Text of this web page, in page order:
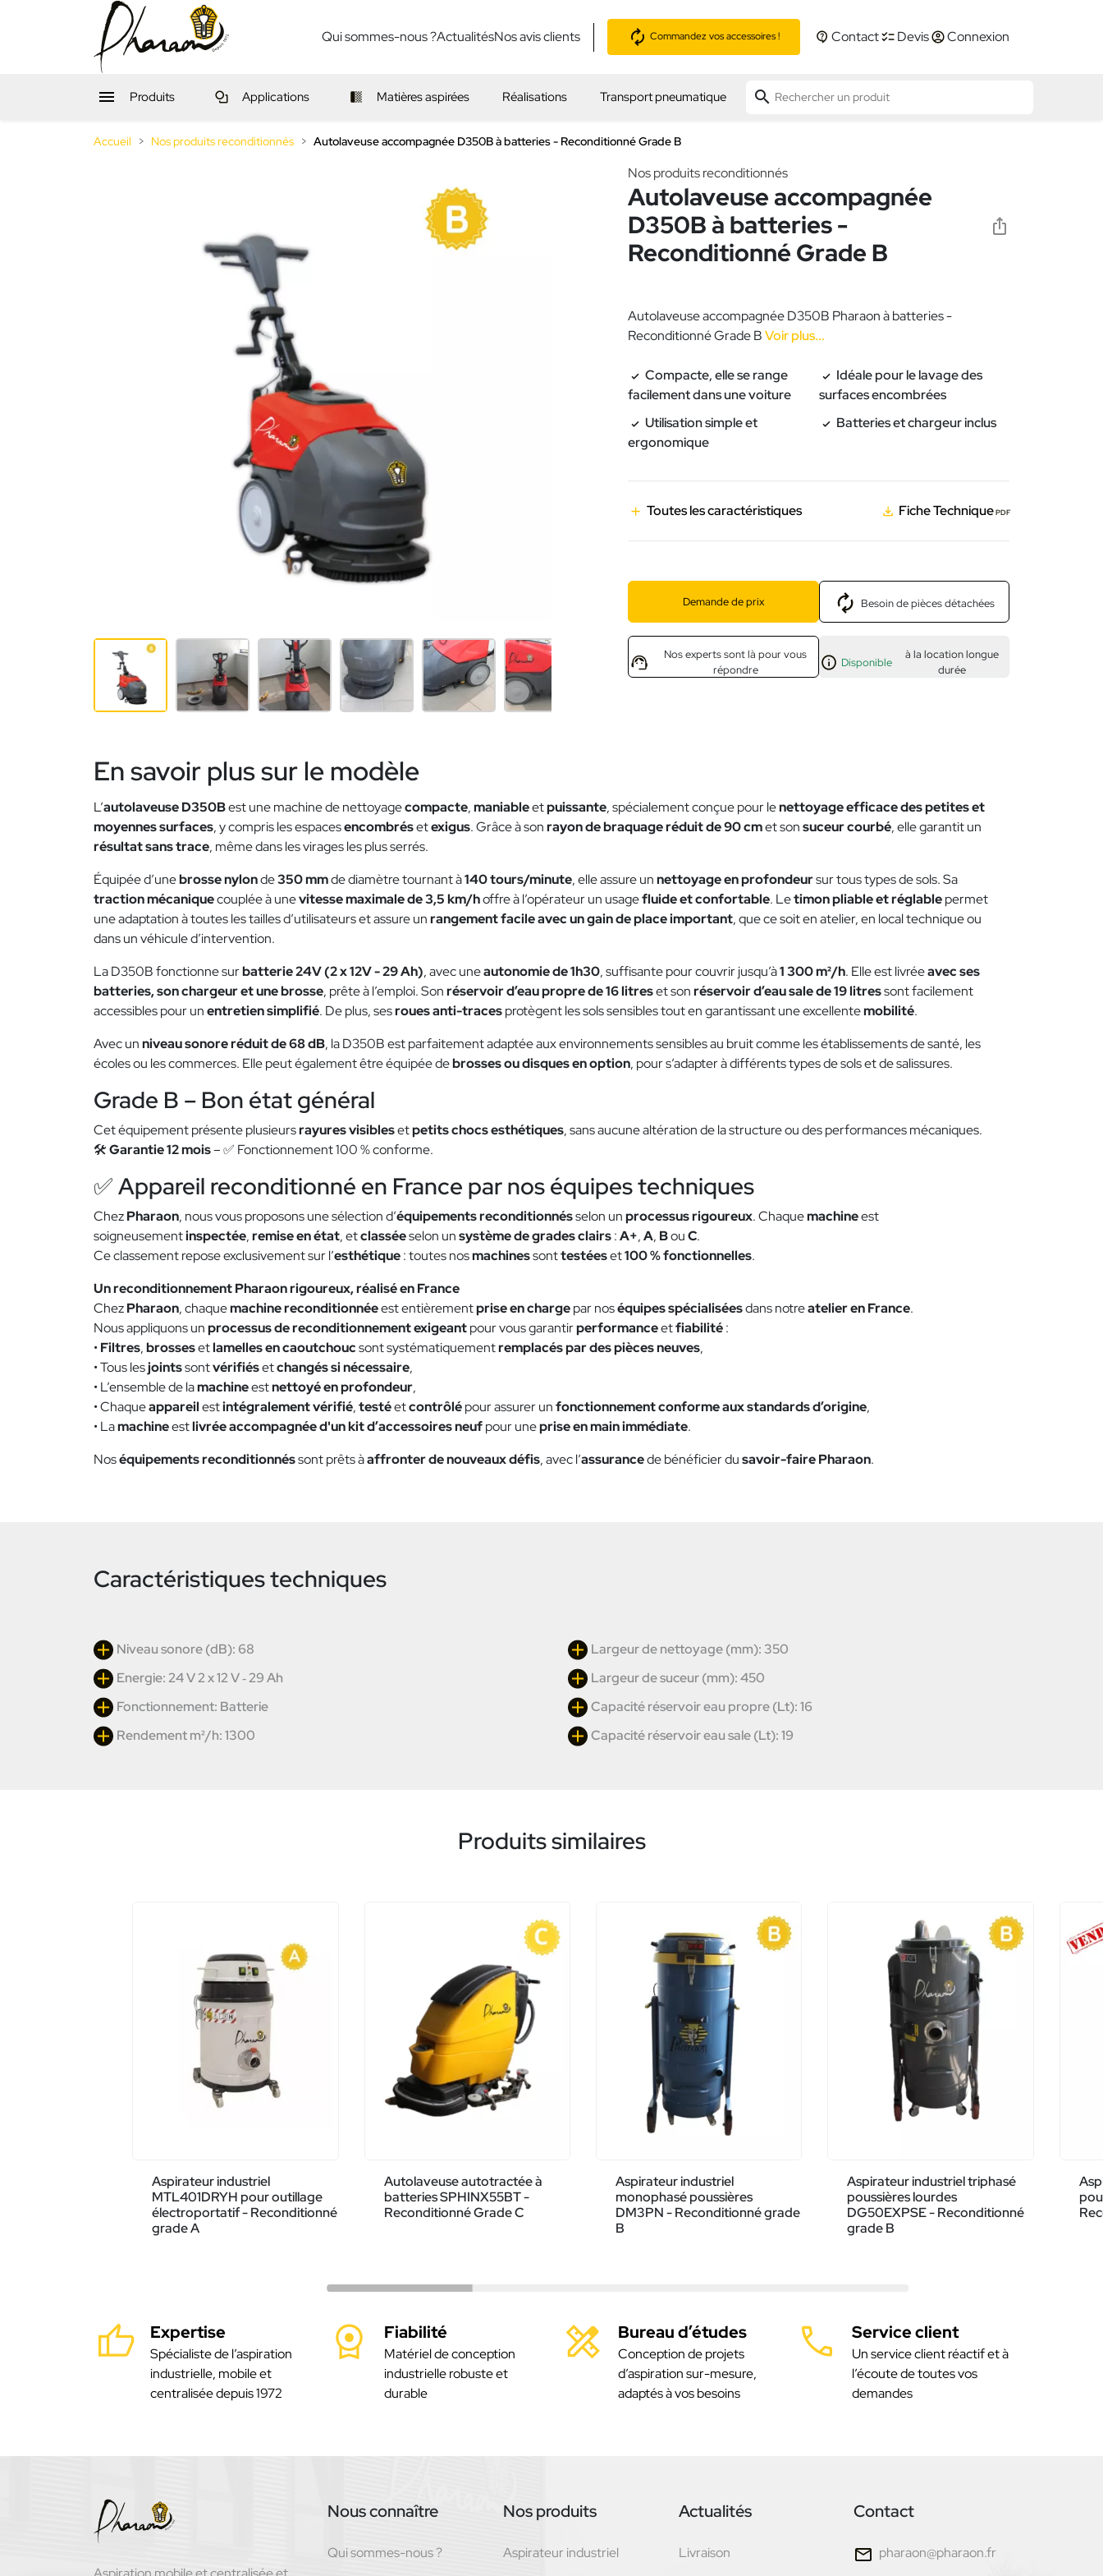
Qui sommes-nous ?ActualitésNos avis clients Commandez vos accessoires ! Contact Devis Connexion
 Produits Applications Matières aspirées Réalisations Transport pneumatique search
Accueil Nos produits reconditionnés Autolaveuse accompagnée D350B à batteries - Reconditionné Grade B
Nos produits reconditionnés
Autolaveuse accompagnée
D350B à batteries -
Reconditionné Grade B
Autolaveuse accompagnée D350B Pharaon à batteries -
Reconditionné Grade BVoir plus...
Compacte, elle se range
facilement dans une voiture
Idéale pour le lavage des
surfaces encombrées
Utilisation simple et
ergonomique
Batteries et chargeur inclus
Toutes les caractéristiques Fiche TechniquePDF
Demande de prix Besoin de pièces détachées
Nos experts sont là pour vous
répondre
Disponible
à la location longue
durée
En savoir plus sur le modèle
L’autolaveuse D350Best une machine de nettoyagecompacte,maniableetpuissante, spécialement conçue pour lenettoyage efficace des petites et
moyennes surfaces, y compris les espacesencombrésetexigus. Grâce à sonrayon de braquage réduit de 90 cmet sonsuceur courbé, elle garantit un
résultat sans trace, même dans les virages les plus serrés.
Équipée d’unebrosse nylonde350 mmde diamètre tournant à140 tours/minute, elle assure unnettoyage en profondeursur tous types de sols. Sa
traction mécaniquecouplée à unevitesse maximale de 3,5 km/hoffre à l’opérateur un usagefluide et confortable. Letimon pliable et réglablepermet
une adaptation à toutes les tailles d’utilisateurs et assure unrangement facile avec un gain de place important, que ce soit en atelier, en local technique ou
dans un véhicule d’intervention.
La D350B fonctionne surbatterie 24V (2 x 12V - 29 Ah), avec uneautonomie de 1h30, suffisante pour couvrir jusqu’à1 300 m²/h. Elle est livréeavec ses
batteries, son chargeur et une brosse, prête à l’emploi. Sonréservoir d’eau propre de 16 litreset sonréservoir d’eau sale de 19 litressont facilement
accessibles pour unentretien simplifié. De plus, sesroues anti-tracesprotègent les sols sensibles tout en garantissant une excellentemobilité.
Avec unniveau sonore réduit de 68 dB, la D350B est parfaitement adaptée aux environnements sensibles au bruit comme les établissements de santé, les
écoles ou les commerces. Elle peut également être équipée debrosses ou disques en option, pour s’adapter à différents types de sols et de salissures.
Grade B – Bon état général
Cet équipement présente plusieursrayures visiblesetpetits chocs esthétiques, sans aucune altération de la structure ou des performances mécaniques.
🛠️Garantie 12 mois– ✅ Fonctionnement 100 % conforme.
✅ Appareil reconditionné en France par nos équipes techniques
ChezPharaon, nous vous proposons une sélection d’équipements reconditionnésselon unprocessus rigoureux. Chaquemachineest
soigneusementinspectée,remise en état, etclasséeselon unsystème de grades clairs:A+,A, BouC.
Ce classement repose exclusivement sur l’esthétique: toutes nosmachinessonttestéeset100 % fonctionnelles.
Un reconditionnement Pharaon rigoureux, réalisé en France
ChezPharaon, chaquemachine reconditionnéeest entièrementprise en chargepar noséquipes spécialiséesdans notreatelier en France.
Nous appliquons unprocessus de reconditionnement exigeantpour vous garantirperformanceetfiabilité:
•Filtres,brossesetlamelles en caoutchoucsont systématiquementremplacés par des pièces neuves,
• Tous lesjointssontvérifiésetchangés si nécessaire,
• L’ensemble de lamachineestnettoyé en profondeur,
• Chaqueappareilestintégralement vérifié,testéetcontrôlépour assurer unfonctionnement conforme aux standards d’origine,
• Lamachineestlivrée accompagnée d'un kit d’accessoires neufpour uneprise en main immédiate.
Noséquipements reconditionnéssont prêts àaffronter de nouveaux défis, avec l’assurancede bénéficier dusavoir-faire Pharaon.
Caractéristiques techniques
Niveau sonore (dB): 68
Energie: 24 V 2 x 12 V ‐ 29 Ah
Fonctionnement: Batterie
Rendement m²/h: 1300
Largeur de nettoyage (mm): 350
Largeur de suceur (mm): 450
Capacité réservoir eau propre (Lt): 16
Capacité réservoir eau sale (Lt): 19
Produits similaires
Aspirateur industriel
MTL401DRYH pour outillage
électroportatif - Reconditionné
grade A
Autolaveuse autotractée à
batteries SPHINX55BT -
Reconditionné Grade C
Aspirateur industriel
monophasé poussières
DM3PN - Reconditionné grade
B
Aspirateur industriel triphasé
poussières lourdes
DG50EXPSE - Reconditionné
grade B
Expertise
Spécialiste de l’aspiration
industrielle, mobile et
centralisée depuis 1972
Fiabilité
Matériel de conception
industrielle robuste et
durable
Bureau d’études
Conception de projets
d’aspiration sur-mesure,
adaptés à vos besoins
Service client
Un service client réactif et à
l’écoute de toutes vos
demandes
Nous connaître
Qui sommes-nous ?
Nos produits
Aspirateur industriel
Actualités
Livraison
Contact
pharaon@pharaon.fr